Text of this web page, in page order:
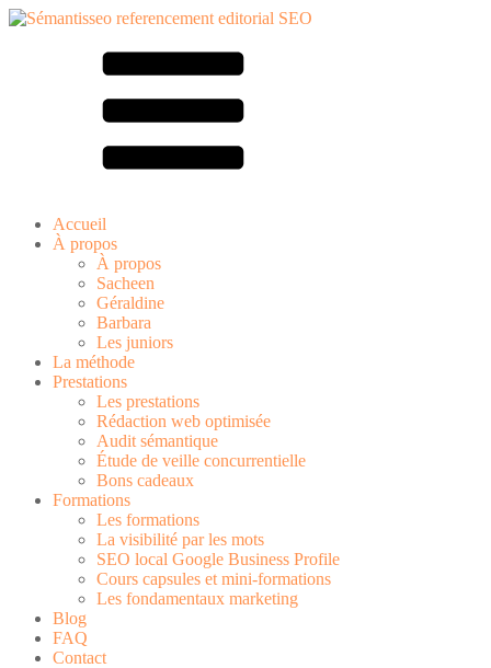
Accueil
À propos
À propos
Sacheen
Géraldine
Barbara
Les juniors
La méthode
Prestations
Les prestations
Rédaction web optimisée
Audit sémantique
Étude de veille concurrentielle
Bons cadeaux
Formations
Les formations
La visibilité par les mots
SEO local Google Business Profile
Cours capsules et mini-formations
Les fondamentaux marketing
Blog
FAQ
Contact